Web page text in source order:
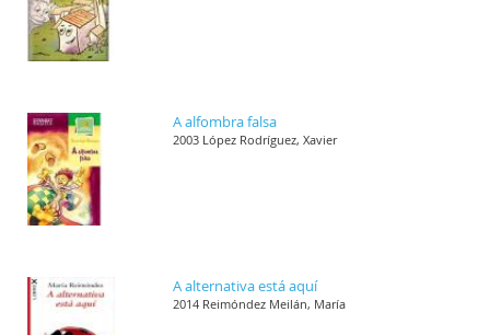
A alfombra falsa
2003 López Rodríguez, Xavier
A alternativa está aquí
2014 Reimóndez Meilán, María